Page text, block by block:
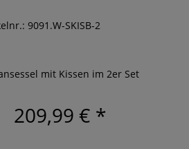
9091.W-SKISB-2
mit Kissen im 2er Set
209,99 € *